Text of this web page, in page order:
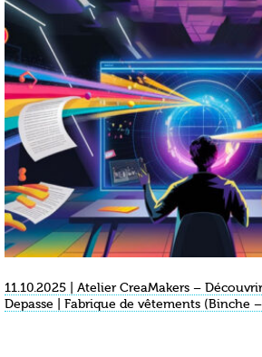
11.10.2025 | Atelier CreaMakers –
Depasse | Fabrique de vêtements (Binche